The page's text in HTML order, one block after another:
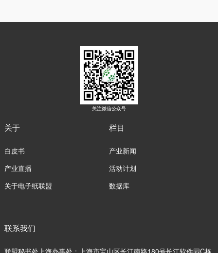
关注微信公众号
关于
白皮书
产业直播
关于电子纸联盟
栏目
产业新闻
活动计划
数据库
联系我们
联盟秘书处上海办事处：上海市宝山区长江南路180号长江软件园C栋